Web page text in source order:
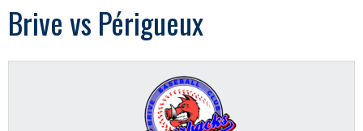
Brive vs Périgueux